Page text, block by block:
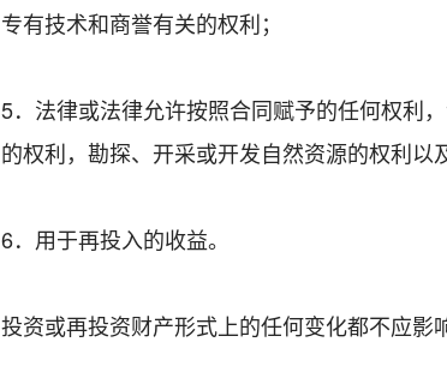
专有技术和商誉有关的权利；
5．法律或法律允许按照合同赋予的任何权利
的权利，勘探、开采或开发自然资源的权利
6．用于再投入的收益。
投资或再投资财产形式上的任何变化都不应影